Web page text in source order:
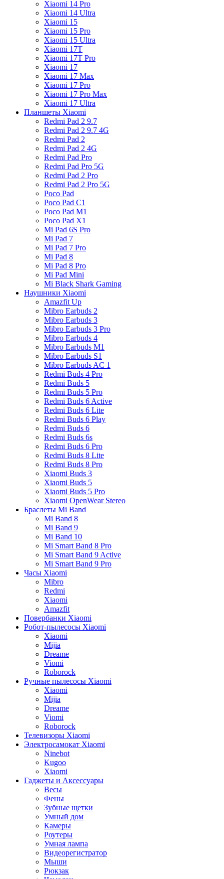
Xiaomi 14 Pro
Xiaomi 14 Ultra
Xiaomi 15
Xiaomi 15 Pro
Xiaomi 15 Ultra
Xiaomi 17T
Xiaomi 17T Pro
Xiaomi 17
Xiaomi 17 Max
Xiaomi 17 Pro
Xiaomi 17 Pro Max
Xiaomi 17 Ultra
Планшеты Xiaomi
Redmi Pad 2 9.7
Redmi Pad 2 9.7 4G
Redmi Pad 2
Redmi Pad 2 4G
Redmi Pad Pro
Redmi Pad Pro 5G
Redmi Pad 2 Pro
Redmi Pad 2 Pro 5G
Poco Pad
Poco Pad C1
Poco Pad M1
Poco Pad X1
Mi Pad 6S Pro
Mi Pad 7
Mi Pad 7 Pro
Mi Pad 8
Mi Pad 8 Pro
Mi Pad Mini
Mi Black Shark Gaming
Наушники Xiaomi
Amazfit Up
Mibro Earbuds 2
Mibro Earbuds 3
Mibro Earbuds 3 Pro
Mibro Earbuds 4
Mibro Earbuds M1
Mibro Earbuds S1
Mibro Earbuds AC 1
Redmi Buds 4 Pro
Redmi Buds 5
Redmi Buds 5 Pro
Redmi Buds 6 Active
Redmi Buds 6 Lite
Redmi Buds 6 Play
Redmi Buds 6
Redmi Buds 6s
Redmi Buds 6 Pro
Redmi Buds 8 Lite
Redmi Buds 8 Pro
Xiaomi Buds 3
Xiaomi Buds 5
Xiaomi Buds 5 Pro
Xiaomi OpenWear Stereo
Браслеты Mi Band
Mi Band 8
Mi Band 9
Mi Band 10
Mi Smart Band 8 Pro
Mi Smart Band 9 Active
Mi Smart Band 9 Pro
Часы Xiaomi
Mibro
Redmi
Xiaomi
Amazfit
Повербанки Xiaomi
Робот-пылесосы Xiaomi
Xiaomi
Mijia
Dreame
Viomi
Roborock
Ручные пылесосы Xiaomi
Xiaomi
Mijia
Dreame
Viomi
Roborock
Телевизоры Xiaomi
Электросамокат Xiaomi
Ninebot
Kugoo
Xiaomi
Гаджеты и Аксессуары
Весы
Фены
Зубные щетки
Умный дом
Камеры
Роутеры
Умная лампа
Видеорегистратор
Мыши
Рюкзак